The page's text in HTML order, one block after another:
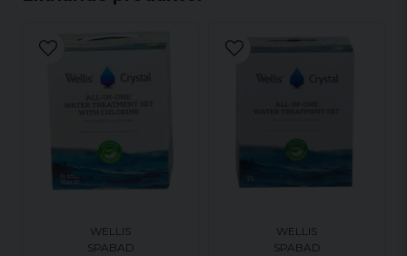
WELLIS
SPABAD
WELLIS
SPABAD
Mejladress